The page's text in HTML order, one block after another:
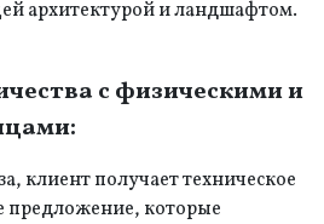
архитектурой и ландшафтом.
с физическими и
клиент получает техническое
предложение, которые